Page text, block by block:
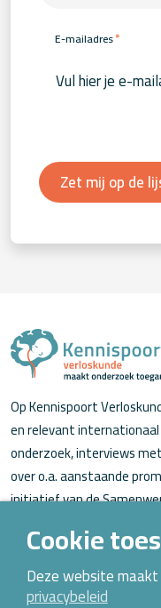
E-mailadres*
Zet mij op de
Op Kennispoort
en relevant
onderzoek, interviews
over o.a. aanstaande
initiatief van de
Over Kennispoort
Contact
Cookie
Deze website
privacybeleid